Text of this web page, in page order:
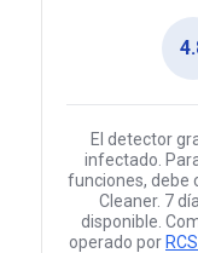
El detector
infectado.
funciones, debe
Cleaner. 7
disponible.
operado por